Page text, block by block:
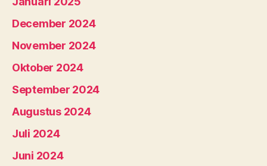
December 2024
November 2024
Oktober 2024
September 2024
Augustus 2024
Juli 2024
Juni 2024